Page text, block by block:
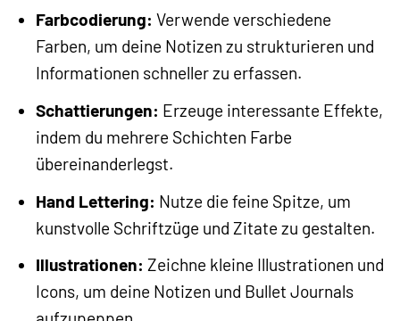
Farbcodierung: Verwende verschiedene
Farben, um deine Notizen zu strukturieren und
Informationen schneller zu erfassen.
Schattierungen: Erzeuge interessante Effekte,
indem du mehrere Schichten Farbe
übereinanderlegst.
Hand Lettering: Nutze die feine Spitze, um
kunstvolle Schriftzüge und Zitate zu gestalten.
Illustrationen: Zeichne kleine Illustrationen und
Icons, um deine Notizen und Bullet Journals